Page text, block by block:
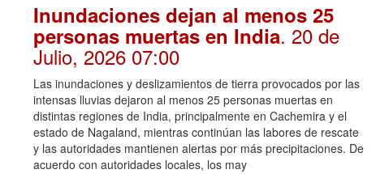
Inundaciones dejan al menos 25
personas muertas en India. 20 de
Julio, 2026 07:00
Las inundaciones y deslizamientos de tierra provocados por las
intensas lluvias dejaron al menos 25 personas muertas en
distintas regiones de India, principalmente en Cachemira y el
estado de Nagaland, mientras continúan las labores de rescate
y las autoridades mantienen alertas por más precipitaciones. De
acuerdo con autoridades locales, los may